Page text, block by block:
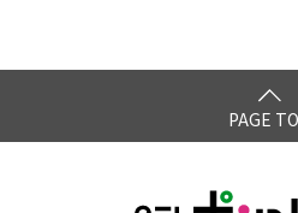
PAGE